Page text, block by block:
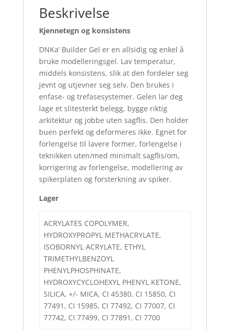
Beskrivelse
Kjennetegn og konsistens
DNKa’ Builder Gel er en allsidig og enkel å
bruke modelleringsgel. Lav temperatur,
middels konsistens, slik at den fordeler seg
jevnt og utjevner seg selv. Den brukes i
enfase- og trefasesystemer. Gelen lar deg
lage et slitesterkt belegg, bygge riktig
arkitektur og jobbe uten sagflis. Den holder
buen perfekt og deformeres ikke. Egnet for
forlengelse til lavere former, forlengelse i
teknikken uten/med minimalt sagflis/om,
korrigering av forlengelse, modellering av
spikerplaten og forsterkning av spiker.
Lager
ACRYLATES COPOLYMER,
HYDROXYPROPYL METHACRYLATE,
ISOBORNYL ACRYLATE, ETHYL
TRIMETHYLBENZOYL
PHENYLPHOSPHINATE,
HYDROXYCYCLOHEXYL PHENYL KETONE,
SILICA, +/- MICA, CI 45380, CI 15850, CI
77491, CI 15985, CI 77492, CI 77007, CI
77742, CI 77499, CI 77891, CI 7700